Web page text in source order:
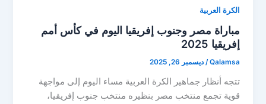
الكرة العربية
مباراة مصر وجنوب إفريقيا اليوم في كأس أمم
إفريقيا 2025
Qalamsa
/ديسمبر 26, 2025
تتجه أنظار جماهير الكرة العربية مساء اليوم إلى مواجهة
قوية تجمع منتخب مصر بنظيره منتخب جنوب إفريقيا،